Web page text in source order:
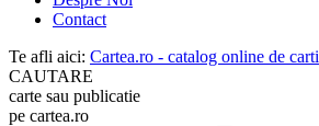
Contact
Te afli aici: Cartea.ro - catalog online de carti
CAUTARE
carte sau publicatie
pe cartea.ro